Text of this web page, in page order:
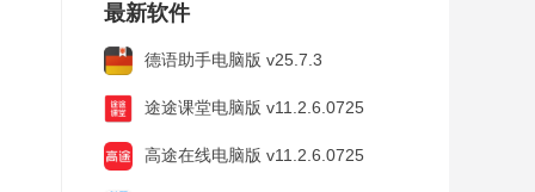
最新软件
德语助手电脑版 v25.7.3
途途课堂电脑版 v11.2.6.0725
高途在线电脑版 v11.2.6.0725